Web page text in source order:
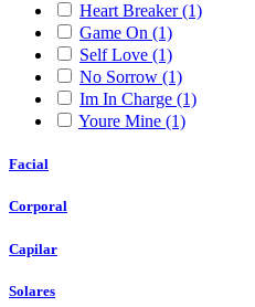
Heart Breaker(1)
Game On (1)
Self Love (1)
No Sorrow (1)
Im In Charge (1)
Youre Mine (1)
Facial
Corporal
Capilar
Solares